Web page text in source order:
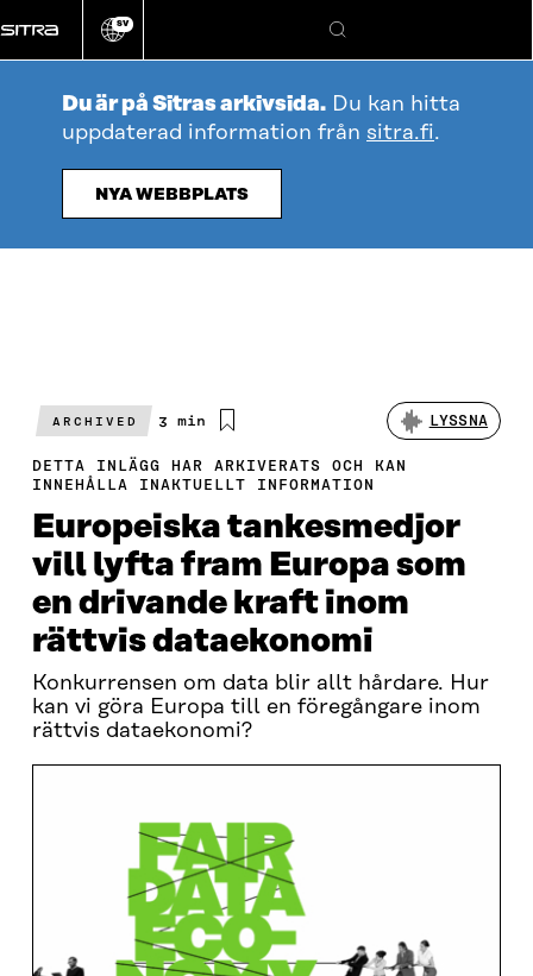
direkt
till
Ändra
språk
SV
Sök
Du är på Sitras arkivsida. Du kan hitta
uppdaterad information från sitra.fi.
NYA WEBBPLATS
ARCHIVED
Beräknad
3 min LYSSNA
DETTA INLÄGG HAR ARKIVERATS OCH KAN
INNEHÅLLA INAKTUELLT INFORMATION
Europeiska tankesmedjor
vill lyfta fram Europa som
en drivande kraft inom
rättvis dataekonomi
Konkurrensen om data blir allt hårdare. Hur
kan vi göra Europa till en föregångare inom
rättvis dataekonomi?